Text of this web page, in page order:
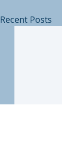
Recent Posts